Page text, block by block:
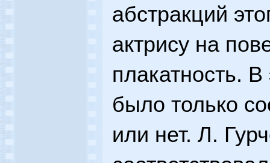
абстракций
актрису на
плакатность.
было только
или нет. Л.